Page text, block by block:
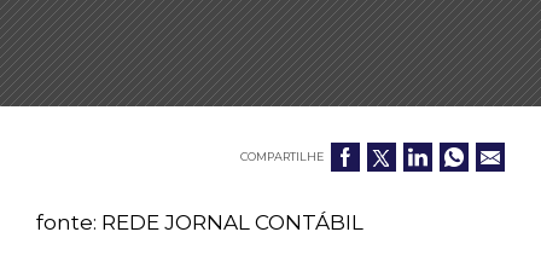
COMPARTILHE
fonte: REDE JORNAL CONTÁBIL